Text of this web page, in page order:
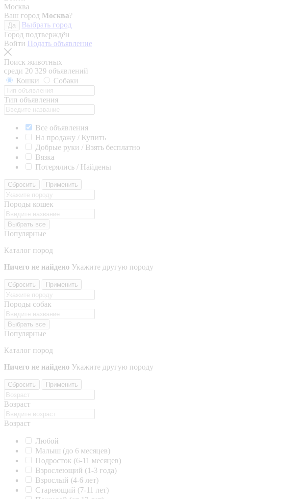
Москва
Ваш город Москва?
Да
Выбрать город
Город подтверждён
Войти Подать объявление
Поиск животных
среди 20 329 объявлений
Кошки
Собаки
Тип объявления
Все объявления
На продажу / Купить
Добрые руки / Взять бесплатно
Вязка
Потерялись / Найдены
Сбросить Применить
Породы кошек
Выбрать все
Популярные
Каталог пород
Ничего не найдено Укажите другую породу
Сбросить Применить
Породы собак
Выбрать все
Популярные
Каталог пород
Ничего не найдено Укажите другую породу
Сбросить Применить
Возраст
Возраст
Любой
Малыш (до 6 месяцев)
Подросток (6-11 месяцев)
Взрослеющий (1-3 года)
Взрослый (4-6 лет)
Стареющий (7-11 лет)